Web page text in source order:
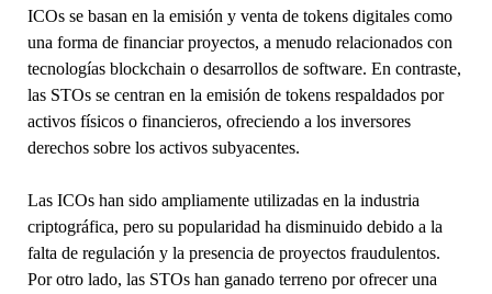
ICOs se basan en la emisión y venta de tokens digitales como
una forma de financiar proyectos, a menudo relacionados con
tecnologías blockchain o desarrollos de software. En contraste,
las STOs se centran en la emisión de tokens respaldados por
activos físicos o financieros, ofreciendo a los inversores
derechos sobre los activos subyacentes.
Las ICOs han sido ampliamente utilizadas en la industria
criptográfica, pero su popularidad ha disminuido debido a la
falta de regulación y la presencia de proyectos fraudulentos.
Por otro lado, las STOs han ganado terreno por ofrecer una